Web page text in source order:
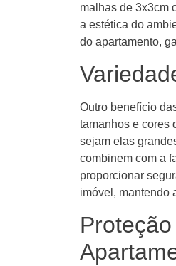
malhas de 3x3cm
a estética do
do apartamento,
Outro benefício
tamanhos e cores
sejam elas
combinem com a
proporcionar
imóvel, mantendo